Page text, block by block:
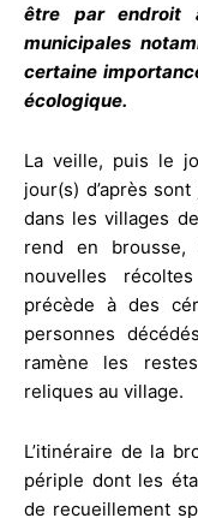
être par endroit
municipales
certaine
écologique.
La veille, puis le
jour(s) d’après
dans les villages
rend en
nouvelles
précède à des
personnes
ramène les
reliques au village.
L’itinéraire de la
périple dont les
de recueillement